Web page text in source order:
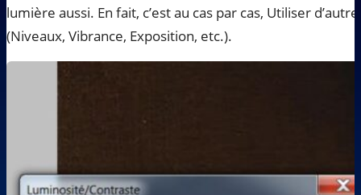
lumière aussi. En fait, c’est au cas par cas, Utiliser
(Niveaux, Vibrance, Exposition, etc.).